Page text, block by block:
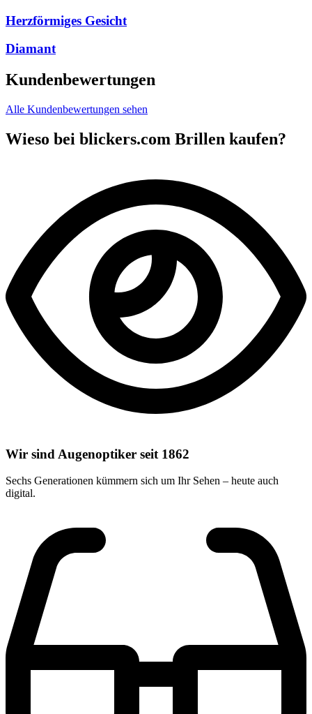
Herzförmiges Gesicht
Diamant
Kundenbewertungen
Alle Kundenbewertungen sehen
Wieso bei blickers.com Brillen kaufen?
Wir sind Augenoptiker seit 1862
Sechs Generationen kümmern sich um Ihr Sehen – heute auch
digital.